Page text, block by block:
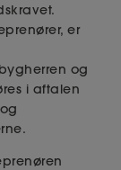
er
og
i aftalen